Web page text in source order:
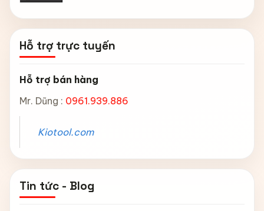
Hỗ trợ trực tuyến
Hỗ trợ bán hàng
Mr. Dũng : 0961.939.886
Kiotool.com
Tin tức - Blog